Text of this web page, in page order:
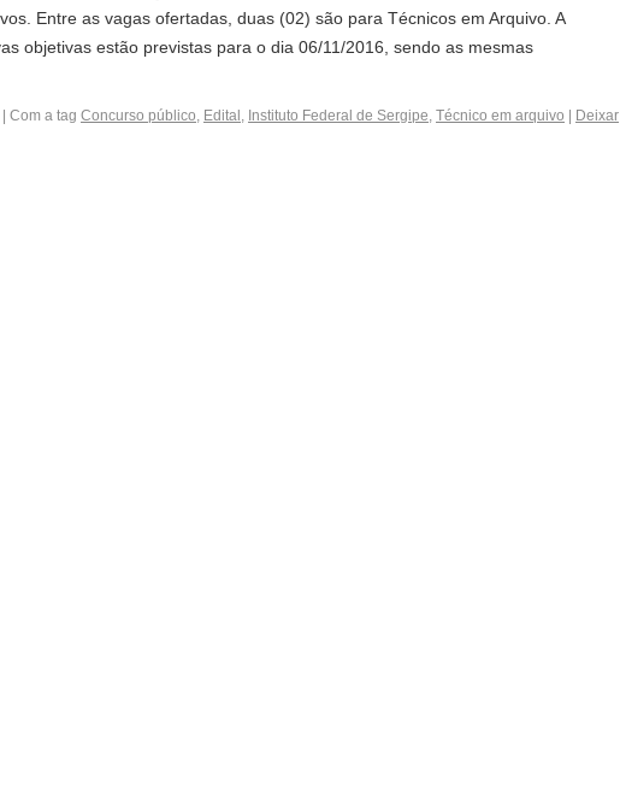
Entre as vagas ofertadas, duas (02) são para Técnicos em Arquivo. A
objetivas estão previstas para o dia 06/11/2016, sendo as mesmas
Com a tag Concurso público, Edital , Instituto Federal de Sergipe, Técnico em arquivo
Deixar